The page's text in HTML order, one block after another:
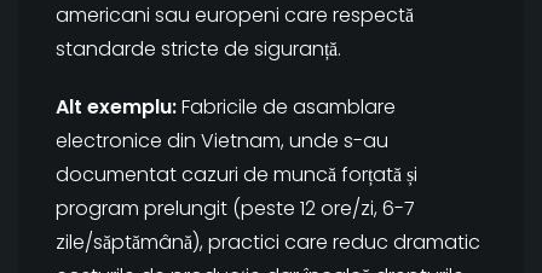
americani sau europeni care respectă
standarde stricte de siguranță.
Alt exemplu:Fabricile de asamblare
electronice din Vietnam, unde s-au
documentat cazuri de muncă forțată și
program prelungit (peste 12 ore/zi, 6-7
zile/săptămână), practici care reduc dramatic